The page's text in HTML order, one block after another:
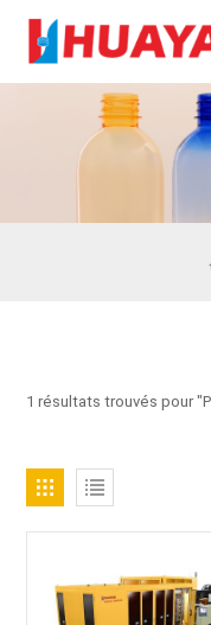
1 résultats trouvés pour